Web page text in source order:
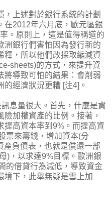
上述對於銀行系統的計劃
在2012年六月底，歐元區銀
。原則上，這是值得稱道的
洲銀行們害怕因為發行新的
釋，所以他們改採取縮減資
sheets)的方式，來提升資
將導致可怕的結果：會削弱
經濟狀況更糟 [注4]。
息量很大。首先，什麼是資
加權資產的比例。接著，
提高資本率到9%。而提高資
票來籌錢，增加資本(分
產負債表，也就是償還一部
)，以求達9%目標。歐洲銀
的借貸行為減低，導致資金
境下，此舉無疑是雪上加